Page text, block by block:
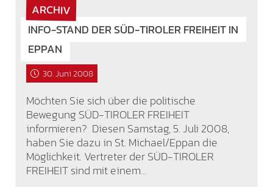
ARCHIV
INFO-STAND DER SÜD-TIROLER FREIHEIT IN
EPPAN
30. Juni 2008
Möchten Sie sich über die politische
Bewegung SÜD-TIROLER FREIHEIT
informieren? Diesen Samstag, 5. Juli 2008,
haben Sie dazu in St. Michael/Eppan die
Möglichkeit. Vertreter der SÜD-TIROLER
FREIHEIT sind mit einem…